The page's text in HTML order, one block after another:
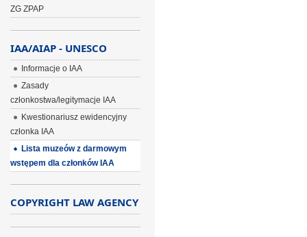
ZG ZPAP
IAA/AIAP - UNESCO
Informacje o IAA
Zasady
członkostwa/legitymacje IAA
Kwestionariusz ewidencyjny
członka IAA
Lista muzeów z darmowym
wstępem dla członków IAA
COPYRIGHT LAW AGENCY